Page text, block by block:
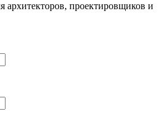
архитекторов, проектировщиков и